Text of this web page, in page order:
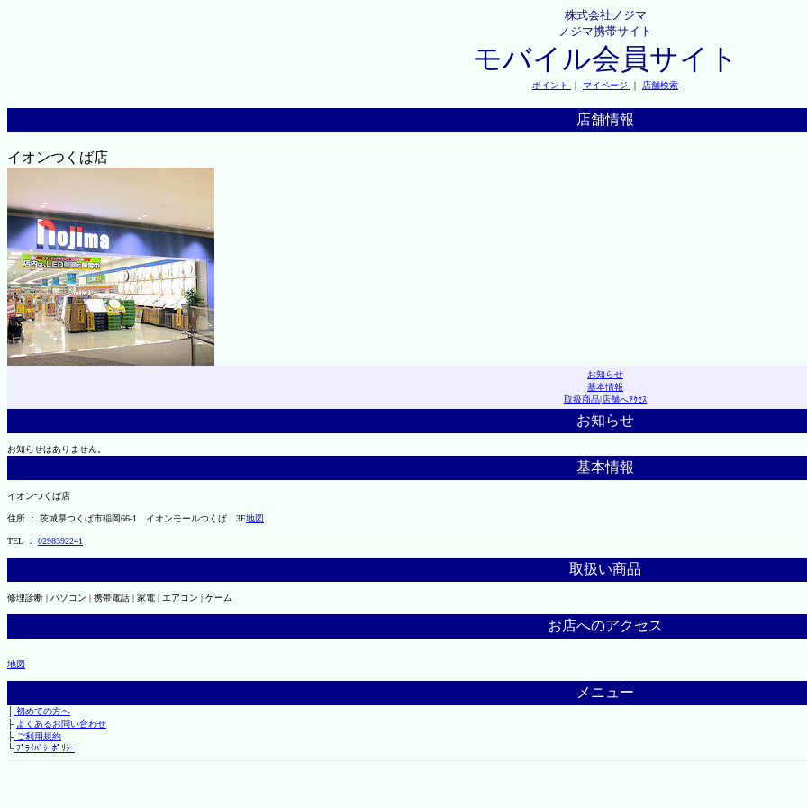
株式会社ノジマ
ノジマ携帯サイト
モバイル会員サイト
ポイント ｜ マイページ ｜ 店舗検索
店舗情報
イオンつくば店
お知らせ
基本情報
取扱商品|店舗へｱｸｾｽ
お知らせ
お知らせはありません。
基本情報
イオンつくば店
住所 ： 茨城県つくば市稲岡66-1 イオンモールつくば 3F地図
TEL ： 0298392241
取扱い商品
修理診断 | パソコン | 携帯電話 | 家電 | エアコン | ゲーム
お店へのアクセス
地図
メニュー
├初めての方へ
├ よくあるお問い合わせ
├ご利用規約
└ﾌﾟﾗｲﾊﾞｼｰﾎﾟﾘｼｰ